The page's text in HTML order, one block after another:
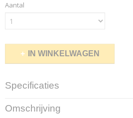
Aantal
IN WINKELWAGEN
Specificaties
Productcode leverancier
6.1
Omschrijving